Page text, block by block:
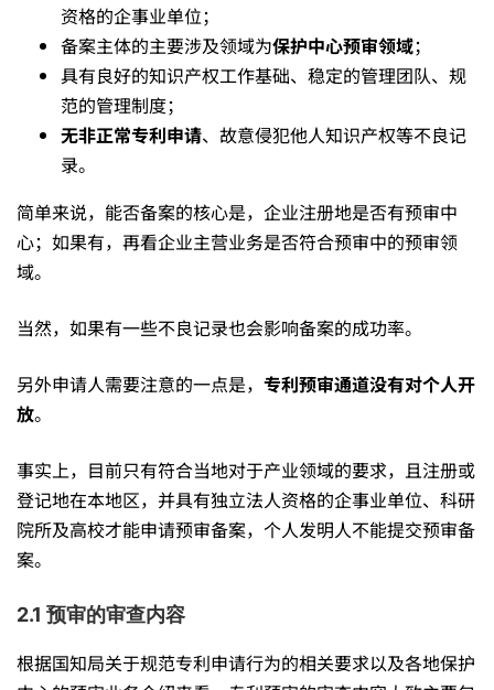
绍
——
流
程、
条
件
等
全
解
资格的企事业单位；
备案主体的主要涉及领域为保护中心预审领域；
具有良好的知识产权工作基础、稳定的管理团队、规
范的管理制度；
无非正常专利申请、故意侵犯他人知识产权等不良记
录。
简单来说，能否备案的核心是，企业注册地是否有预审中
心；如果有，再看企业主营业务是否符合预审中的预审领
域。
当然，如果有一些不良记录也会影响备案的成功率。
另外申请人需要注意的一点是， 专利预审通道没有对个人开
放。
事实上，目前只有符合当地对于产业领域的要求，且注册或
登记地在本地区，并具有独立法人资格的企事业单位、科研
院所及高校才能申请预审备案，个人发明人不能提交预审备
案。
2.1 预审的审查内容
根据国知局关于规范专利申请行为的相关要求以及各地保护